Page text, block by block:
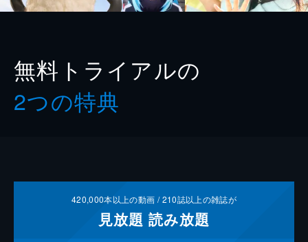
無料トライアルの
2つの特典
420,000本以上の動画 /210誌以上の雑誌が
見放題 読み放題